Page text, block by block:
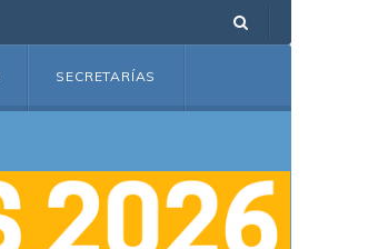
SECRETARÍAS